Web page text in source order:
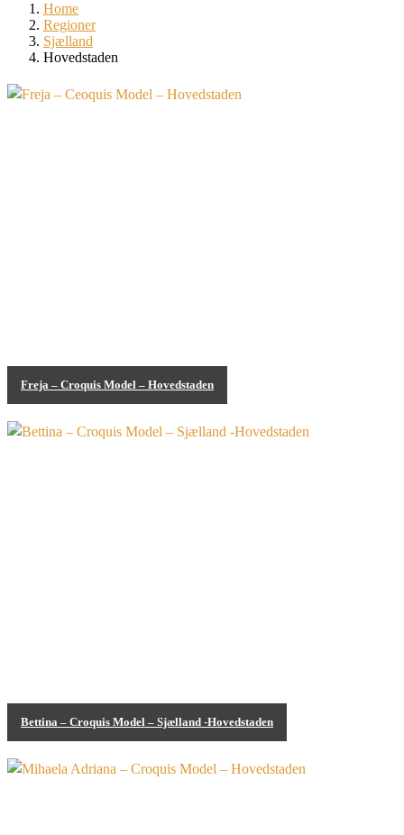
Home
Regioner
Sjælland
Hovedstaden
Bodypainting
Freja – Croquis Model – Hovedstaden
Bodypainting
Bettina – Croquis Model – Sjælland -Hovedstaden